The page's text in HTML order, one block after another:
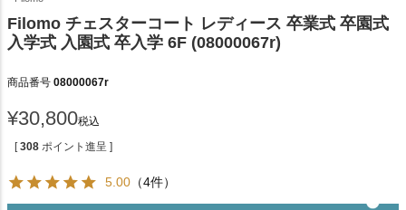
Filomo チェスターコート レディース 卒業式 卒園式
入学式 入園式 卒入学 6F (08000067r)
商品番号 08000067r
¥30,800税込
[ 308 ポイント進呈 ]
5.00 （4件）